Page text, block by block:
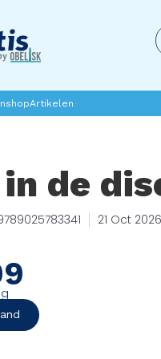
Artikelen
de
21 Oct 2026